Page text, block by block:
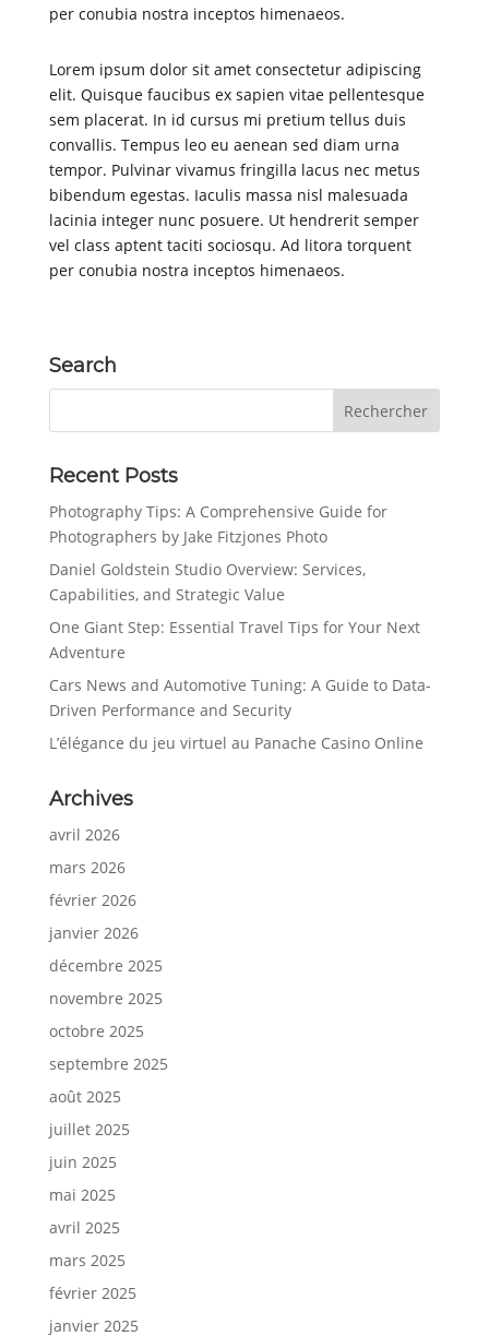
per conubia nostra inceptos himenaeos.
Lorem ipsum dolor sit amet consectetur adipiscing
elit. Quisque faucibus ex sapien vitae pellentesque
sem placerat. In id cursus mi pretium tellus duis
convallis. Tempus leo eu aenean sed diam urna
tempor. Pulvinar vivamus fringilla lacus nec metus
bibendum egestas. Iaculis massa nisl malesuada
lacinia integer nunc posuere. Ut hendrerit semper
vel class aptent taciti sociosqu. Ad litora torquent
per conubia nostra inceptos himenaeos.
Search
Recent Posts
Photography Tips: A Comprehensive Guide for
Photographers by Jake Fitzjones Photo
Daniel Goldstein Studio Overview: Services,
Capabilities, and Strategic Value
One Giant Step: Essential Travel Tips for Your Next
Adventure
Cars News and Automotive Tuning: A Guide to Data-
Driven Performance and Security
L’élégance du jeu virtuel au Panache Casino Online
Archives
avril 2026
mars 2026
février 2026
janvier 2026
décembre 2025
novembre 2025
octobre 2025
septembre 2025
août 2025
juillet 2025
juin 2025
mai 2025
avril 2025
mars 2025
février 2025
janvier 2025